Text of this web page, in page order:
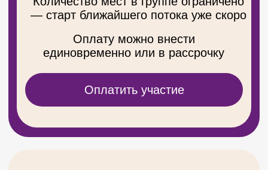
Записи
вебинаров
Индивидуальные сессии
Индивидуальные сессии
с Русланом
Тимофеевым